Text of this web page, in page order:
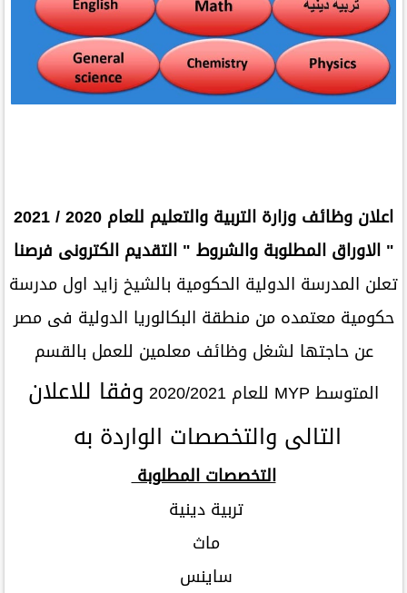
اعلان وظائف وزارة التربية والتعليم للعام 2020 / 2021
" الاوراق المطلوبة والشروط " التقديم الكترونى فرصنا
تعلن المدرسة الدولية الحكومية بالشيخ زايد اول مدرسة
حكومية معتمده من منطقة البكالوريا الدولية فى مصر
عن حاجتها لشغل وظائف معلمين للعمل بالقسم
المتوسط MYP للعام 2020/2021
وفقا للاعلان
التالى والتخصصات الواردة به
التخصصات المطلوبة
تربية دينية
ماث
ساينس